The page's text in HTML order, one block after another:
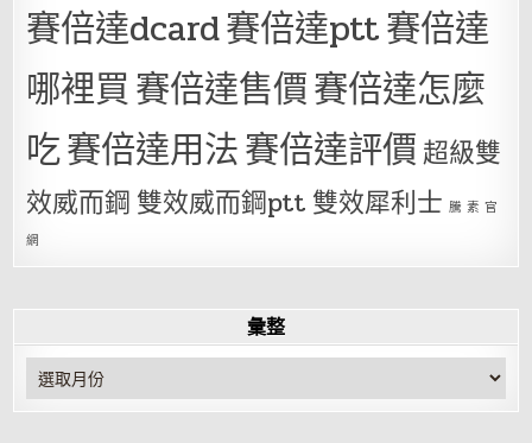
賽倍達dcard賽倍達ptt賽倍達
哪裡買賽倍達售價賽倍達怎麼
吃賽倍達用法賽倍達評價超級雙
效威而鋼 雙效威而鋼ptt 雙效犀利士 騰 素 官
網
彙整
彙
整